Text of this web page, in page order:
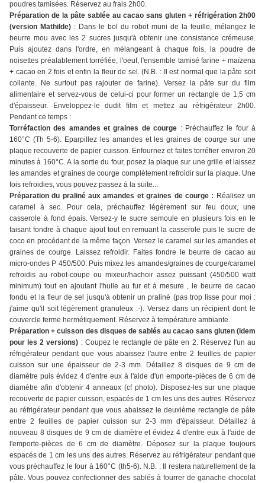
poudres tamisées. Réservez au frais 2h00.
Préparation de la pâte sablée au cacao sans gluten + réfrigération 2h00
(version Mathilde) : Dans le bol du robot muni de la feuille, mélangez le
beurre mou avec les 2 sucres jusqu'à obtenir une consistance crémeuse.
Puis ajoutez dans l'ordre, en mélangeant à chaque fois, la poudre de
noisettes préalablement torréfiée, l'oeuf, l'ensemble tamisé farine + maïzena
+ cacao en 2 fois et enfin la fleur de sel. (N.B. : Il est normal que la pâte soit
collante. Ne surtout pas rajouter de farine). Versez la pâte sur du film
alimentaire et servez-vous de celui-ci pour former un rectangle de 1,5 cm
d'épaisseur. Enveloppez-le dudit film et mettez au réfrigérateur 2h00.
Pendant ce temps :
Torréfaction des amandes et graines de courge : Préchauffez le four à
160°C (Th 5-6). Eparpillez les amandes et les graines de courge sur une
plaque recouverte de papier cuisson. Enfournez et faites torréfier environ 20
minutes à 160°C. A la sortie du four, posez la plaque sur une grille et laissez
les amandes et graines de courge complètement refroidir sur la plaque. Une
fois refroidies, vous pouvez passez à la suite...
Préparation du praliné aux amandes et graines de courge : Réalisez un
caramel à sec. Pour cela, préchauffez légèrement sur feu doux, une
casserole à fond épais. Versez-y le sucre semoule en plusieurs fois en le
faisant fondre à chaque ajout tout en remuant la casserole puis le sucre de
coco en procédant de la même façon. Versez le caramel sur les amandes et
graines de courge. Laissez refroidir. Faites fondre le beurre de cacao au
micro-ondes P 450/500. Puis mixez les amandes/graines de courge/caramel
refroidis au robot-coupe ou mixeur/hachoir assez puissant (450/500 watt
minimum) tout en ajoutant l'huile au fur et à mesure , le beurre de cacao
fondu et la fleur de sel jusqu'à obtenir un praliné (pas trop lisse pour moi :
j'aime qu'il soit légèrement granuleux :-). Versez dans un récipient dont le
couvercle ferme hermétiquement. Réservez à température ambiante.
Préparation + cuisson des disques de sablés au cacao sans gluten (idem
pour les 2 versions) : Coupez le rectangle de pâte en 2. Réservez l'un au
réfrigérateur pendant que vous abaissez l'autre entre 2 feuilles de papier
cuisson sur une épaisseur de 2-3 mm. Détaillez 8 disques de 9 cm de
diamètre puis évidez 4 d'entre eux à l'aide d'un emporte-pièces de 6 cm de
diamètre afin d'obtenir 4 anneaux (cf photo). Disposez-les sur une plaque
recouverte de papier cuisson, espacés de 1 cm les uns des autres. Réservez
au réfrigérateur pendant que vous abaissez le deuxième rectangle de pâte
entre 2 feuilles de papier cuisson sur 2-3 mm d'épaisseur. Détaillez à
nouveau 8 disques de 9 cm de diamètre et évidez 4 d'entre eux à l'aide de
l'emporte-pièces de 6 cm de diamètre. Déposez sur la plaque toujours
espacés de 1 cm les uns des autres. Réservez au réfrigérateur pendant que
vous préchauffez le four à 160°C (th5-6). N.B. : Il restera naturellement de la
pâte. Vous pouvez confectionner des sablés à fourrer de ganache chocolat